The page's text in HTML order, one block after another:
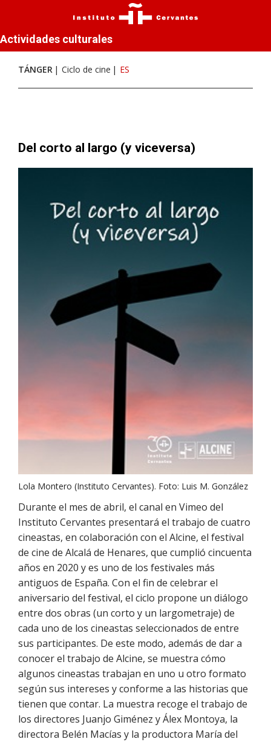
Actividades culturales
TÁNGER Ciclo de cine ES
Del corto al largo (y viceversa)
Lola Montero (Instituto Cervantes). Foto: Luis M. González
Durante el mes de abril, el canal en Vimeo del
Instituto Cervantes presentará el trabajo de cuatro
cineastas, en colaboración con el Alcine, el festival
de cine de Alcalá de Henares, que cumplió cincuenta
años en 2020 y es uno de los festivales más
antiguos de España. Con el fin de celebrar el
aniversario del festival, el ciclo propone un diálogo
entre dos obras (un corto y un largometraje) de
cada uno de los cineastas seleccionados de entre
sus participantes. De este modo, además de dar a
conocer el trabajo de Alcine, se muestra cómo
algunos cineastas trabajan en uno u otro formato
según sus intereses y conforme a las historias que
tienen que contar. La muestra recoge el trabajo de
los directores Juanjo Giménez y Álex Montoya, la
directora Belén Macías y la productora María del